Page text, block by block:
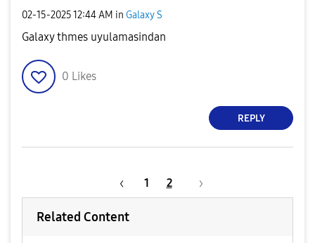
‎02-15-202512:44 AM in Galaxy S
Galaxy thmes uyulamasindan
0 Likes
REPLY
1 2
Related Content